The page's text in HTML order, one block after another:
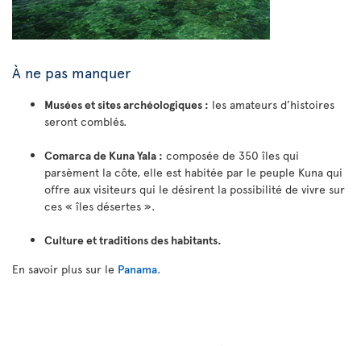
À ne pas manquer
Musées et sites archéologiques : les amateurs d’histoires
seront comblés.
Comarca de Kuna Yala : composée de 350 îles qui
parsèment la côte, elle est habitée par le peuple Kuna qui
offre aux visiteurs qui le désirent la possibilité de vivre sur
ces « îles désertes ».
Culture et traditions des habitants.
En savoir plus sur le Panama.